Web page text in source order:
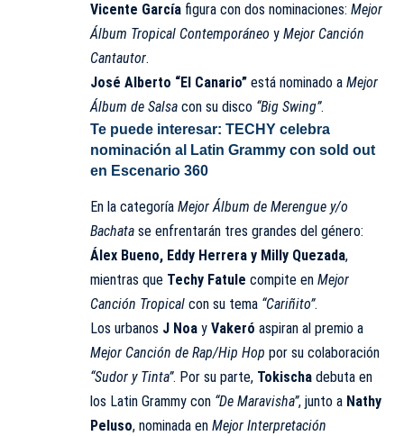
Vicente García figura con dos nominaciones: Mejor
Álbum Tropical Contemporáneo y Mejor Canción
Cantautor.
José Alberto “El Canario” está nominado a Mejor
Álbum de Salsa con su disco “Big Swing”.
Te puede interesar: TECHY celebra
nominación al Latin Grammy con sold out
en Escenario 360
En la categoría Mejor Álbum de Merengue y/o
Bachata se enfrentarán tres grandes del género:
Álex Bueno, Eddy Herrera y Milly Quezada,
mientras que Techy Fatule compite en Mejor
Canción Tropical con su tema “Cariñito”.
Los urbanos J Noa y Vakeró aspiran al premio a
Mejor Canción de Rap/Hip Hop por su colaboración
“Sudor y Tinta”. Por su parte, Tokischa debuta en
los Latin Grammy con “De Maravisha”, junto a Nathy
Peluso, nominada en Mejor Interpretación